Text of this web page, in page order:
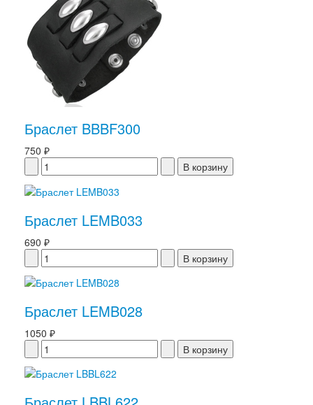
Браслет BBBF300
750 ₽
Браслет LEMB033
690 ₽
Браслет LEMB028
1050 ₽